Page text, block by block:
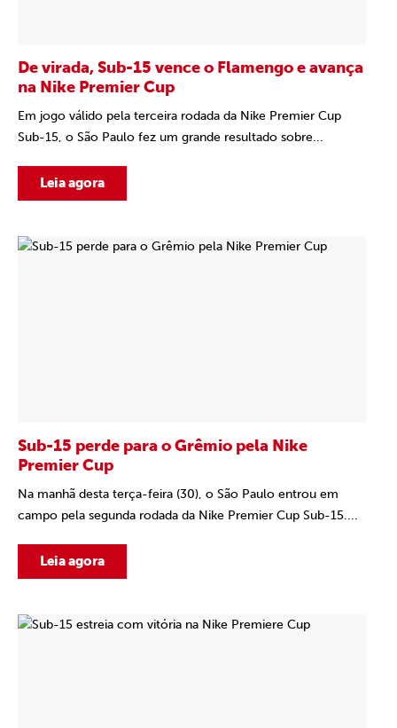
De virada, Sub-15 vence o Flamengo e avança
na Nike Premier Cup
Em jogo válido pela terceira rodada da Nike Premier Cup
Sub-15, o São Paulo fez um grande resultado sobre...
Leia agora
Sub-15 perde para o Grêmio pela Nike
Premier Cup
Na manhã desta terça-feira (30), o São Paulo entrou em
campo pela segunda rodada da Nike Premier Cup Sub-15....
Leia agora